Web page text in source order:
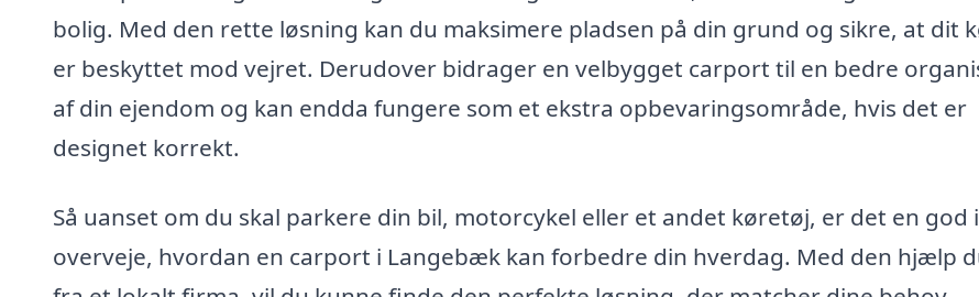
bolig. Med den rette løsning kan du maksimere pladsen på din grund og sikre, at dit
er beskyttet mod vejret. Derudover bidrager en velbygget carport til en bedre
af din ejendom og kan endda fungere som et ekstra opbevaringsområde, hvis det er
designet korrekt.
Så uanset om du skal parkere din bil, motorcykel eller et andet køretøj, er det en god
overveje, hvordan en carport i Langebæk kan forbedre din hverdag. Med den hjælp